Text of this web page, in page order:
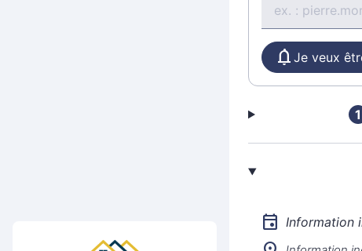
Je veux
Information